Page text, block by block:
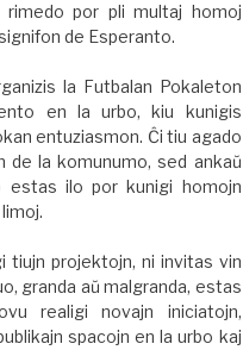
por pli multaj homoj
de Esperanto.
la Futbalan Pokaleton
en la urbo, kiu kunigis
entuziasmon. Ĉi tiu agado
de la komunumo, sed ankaŭ
estas ilo por kunigi homojn
tiujn projektojn, ni invitas vin
granda aŭ malgranda, estas
realigi novajn iniciatojn,
spacojn en la urbo kaj